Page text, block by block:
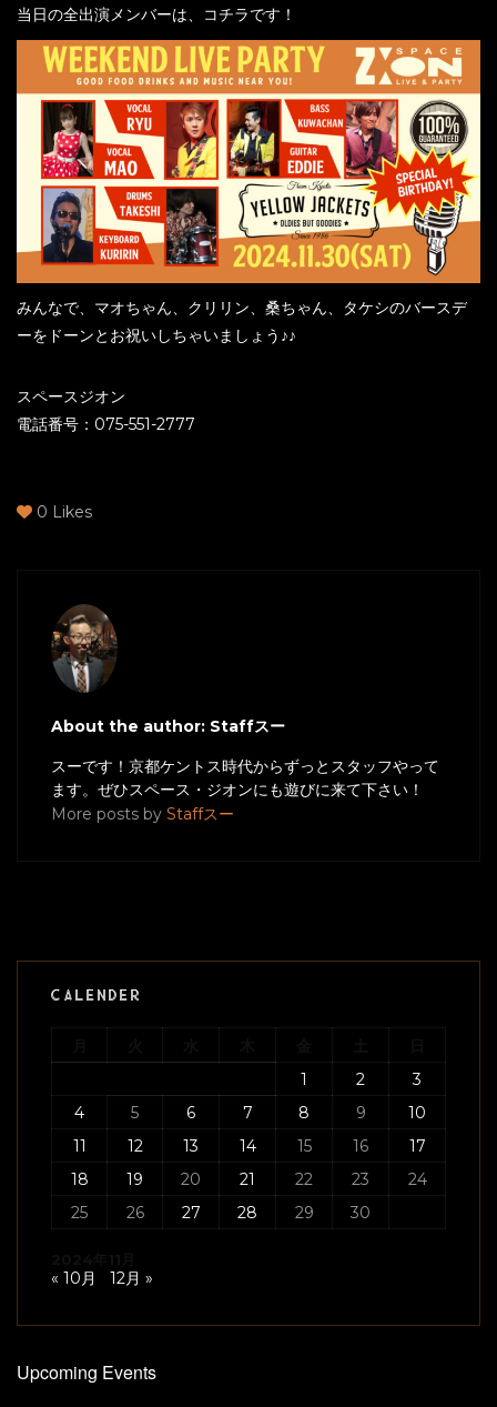
当日の全出演メンバーは、コチラです！
みんなで、マオちゃん、クリリン、桑ちゃん、タケシのバースデ
ーをドーンとお祝いしちゃいましょう♪♪
スペースジオン
電話番号：075-551-2777
0 Likes
About the author: Staffスー
スーです！京都ケントス時代からずっとスタッフやって
ます。ぜひスペース・ジオンにも遊びに来て下さい！
More posts by Staffスー
CALENDER
1
2
3
4
5 6 7 8 9
10
11
12 13 14 15 16
17
18
19 20 21 22 23
24
25
26 27 28 29 30
« 10月 12月 »
Upcoming Events